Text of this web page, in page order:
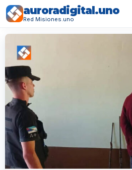
auroradigital.uno
Red Misiones.uno